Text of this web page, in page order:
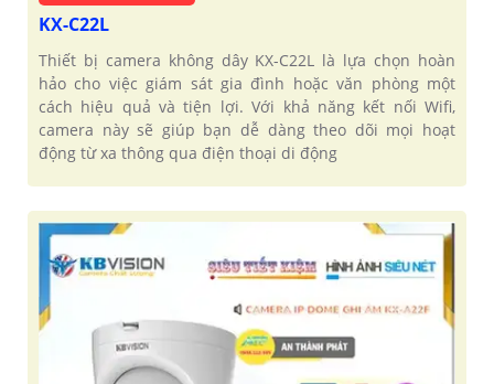
KX-C22L
Thiết bị camera không dây KX-C22L là lựa chọn hoàn
hảo cho việc giám sát gia đình hoặc văn phòng một
cách hiệu quả và tiện lợi. Với khả năng kết nối Wifi,
camera này sẽ giúp bạn dễ dàng theo dõi mọi hoạt
động từ xa thông qua điện thoại di động